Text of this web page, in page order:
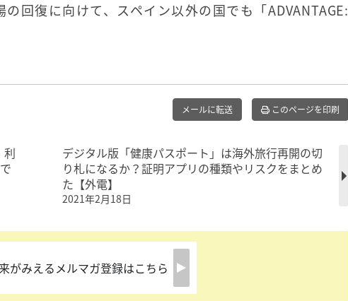
回復に向けて、スペイン以外の国でも「ADVANTAGE:
メールに転送 このページを印刷
利
デジタル版「健康パスポート」は海外旅行再開の切
り札になるか？証明アプリの種類やリスクをまとめ
た【外電】
2021年2月18日
がみえるメルマガ登録はこちら